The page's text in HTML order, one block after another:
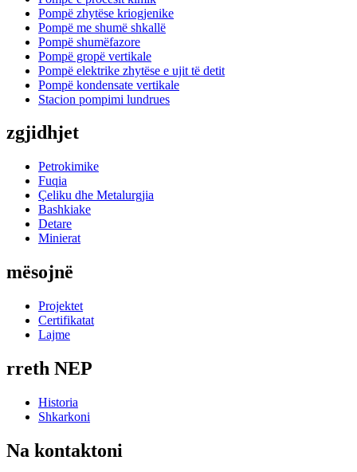
Pompë zhytëse kriogjenike
Pompë me shumë shkallë
Pompë shumëfazore
Pompë gropë vertikale
Pompë elektrike zhytëse e ujit të detit
Pompë kondensate vertikale
Stacion pompimi lundrues
zgjidhjet
Petrokimike
Fuqia
Çeliku dhe Metalurgjia
Bashkiake
Detare
Minierat
mësojnë
Projektet
Certifikatat
Lajme
rreth NEP
Historia
Shkarkoni
Na kontaktoni